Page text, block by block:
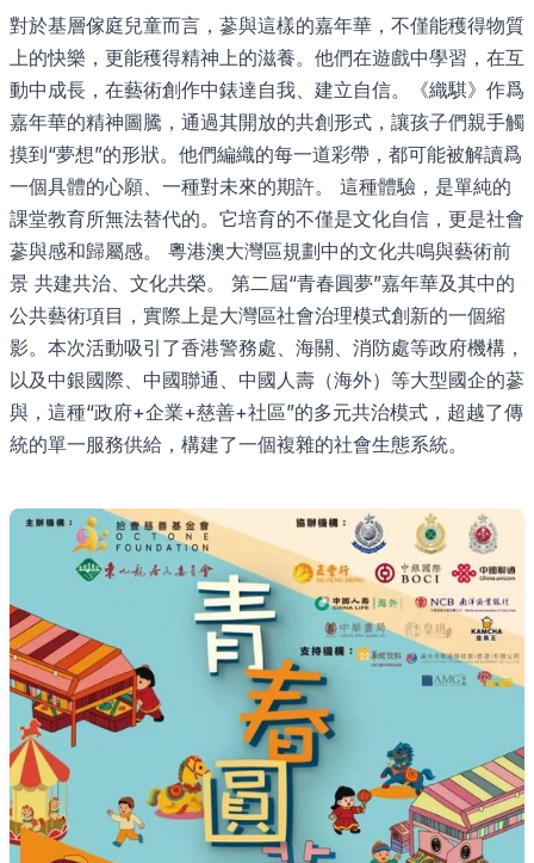
對於基層傢庭兒童而言，蔘與這樣的嘉年華，不僅能穫得物質
上的快樂，更能穫得精神上的滋養。他們在遊戲中學習，在互
動中成長，在藝術創作中錶達自我、建立自信。《織騏》作爲
嘉年華的精神圖騰，通過其開放的共創形式，讓孩子們親手觸
摸到“夢想”的形狀。他們編織的每一道彩帶，都可能被解讀爲
一個具體的心願、一種對未來的期許。 這種體驗，是單純的
課堂教育所無法替代的。它培育的不僅是文化自信，更是社會
蔘與感和歸屬感。 粵港澳大灣區規劃中的文化共鳴與藝術前
景 共建共治、文化共榮。 第二屆“青春圓夢”嘉年華及其中的
公共藝術項目，實際上是大灣區社會治理模式創新的一個縮
影。本次活動吸引了香港警務處、海關、消防處等政府機構，
以及中銀國際、中國聯通、中國人壽（海外）等大型國企的蔘
與，這種“政府+企業+慈善+社區”的多元共治模式，超越了傳
統的單一服務供給，構建了一個複雜的社會生態系統。